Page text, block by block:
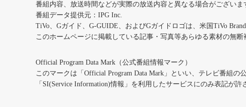
番組内容、放送時間などが実際の放送内容と異なる場合がございま
番組データ提供元：IPG Inc.
TiVo、Gガイド、G-GUIDE、およびGガイドロゴは、米国TiVo
このホームページに掲載している記事・写真等あらゆる素材の無断
Official Program Data Mark（公式番組情報マーク）
このマークは「Official Program Data Mark」といい、テレビ番組の
「SI(Service Information)情報」を利用したサービスにのみ表記が許